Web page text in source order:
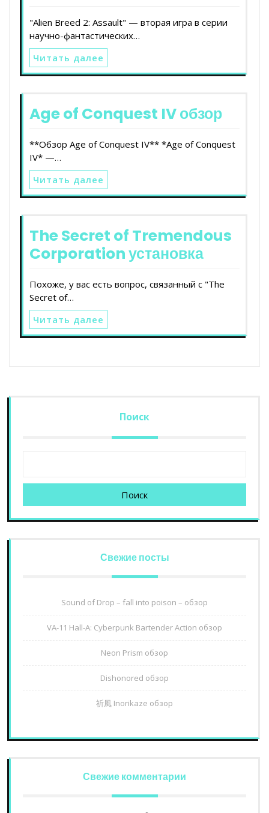
"Alien Breed 2: Assault" — вторая игра в серии
научно-фантастических…
Читать далее
Age of Conquest IV обзор
**Обзор Age of Conquest IV** *Age of Conquest
IV* —…
Читать далее
The Secret of Tremendous
Corporation установка
Похоже, у вас есть вопрос, связанный с "The
Secret of…
Читать далее
Поиск
Поиск
Свежие посты
Sound of Drop – fall into poison – обзор
VA-11 Hall-A: Cyberpunk Bartender Action обзор
Neon Prism обзор
Dishonored обзор
祈風 Inorikaze обзор
Свежие комментарии